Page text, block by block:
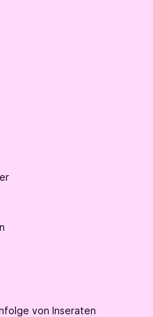
von Inseraten